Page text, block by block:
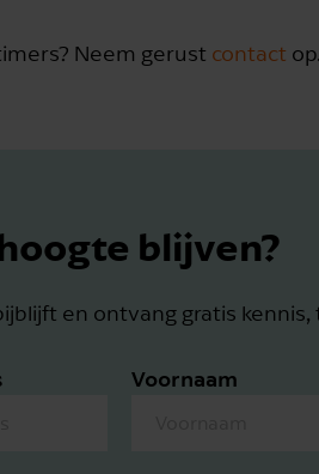
Neem gerust contact op.
blijven?
en ontvang gratis kennis,
Voornaam